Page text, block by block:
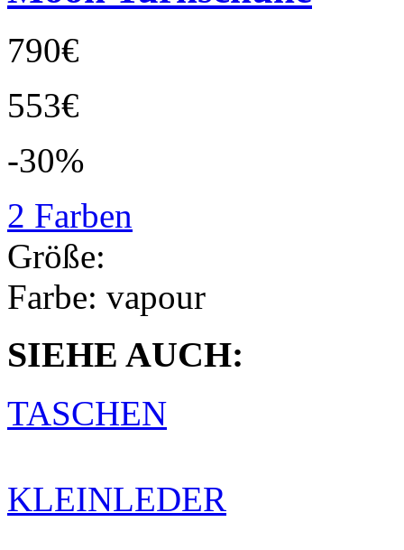
790€
553€
-30%
2 Farben
Größe:
Farbe: vapour
SIEHE AUCH:
TASCHEN
KLEINLEDER